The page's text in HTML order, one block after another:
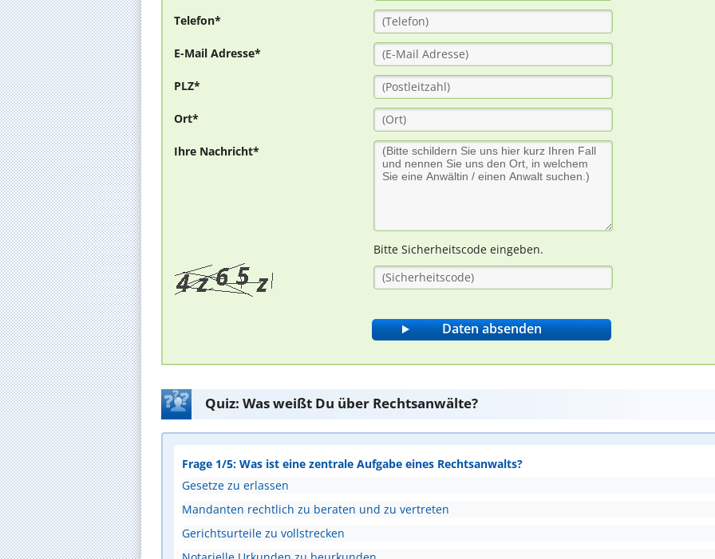
Telefon*
E-Mail Adresse*
PLZ*
Ort*
Ihre Nachricht*
Bitte Sicherheitscode eingeben.
Quiz: Was weißt Du über Rechtsanwälte?
Frage 1/5: Was ist eine zentrale Aufgabe eines Rechtsanwalts?
Gesetze zu erlassen
Mandanten rechtlich zu beraten und zu vertreten
Gerichtsurteile zu vollstrecken